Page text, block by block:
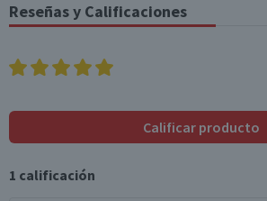
Reseñas y Calificaciones
Calificar producto
1 calificación